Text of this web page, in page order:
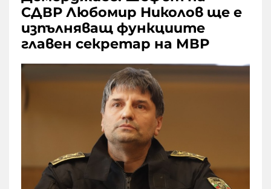
СДВР Любомир Николов ще е
изпълняващ функциите
главен секретар на МВР